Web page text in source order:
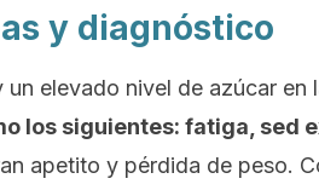
y diagnóstico
un elevado nivel de azúcar en
los siguientes: fatiga, sed
apetito y pérdida de peso.